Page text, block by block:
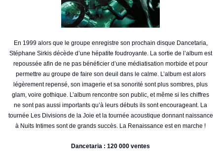
En 1999 alors que le groupe enregistre son prochain disque Dancetaria,
Stéphane Sirkis décède d’une hépatite foudroyante. La sortie de l’album est
repoussée afin de ne pas bénéficier d’une médiatisation morbide et pour
permettre au groupe de faire son deuil dans le calme. L’album est alors
légèrement repensé, son imagerie et sa sonorité sont plus sombres, plus
glam, voire gothique. L’album rencontre son public, et même si les chiffres
ne sont pas aussi importants qu’à leurs débuts ils sont encourageant. La
tournée Les Divisions de la Joie et la tournée acoustique donnant naissance
à Nuits Intimes sont de grands succès. La Renaissance est en marche !
Dancetaria : 120 000 ventes